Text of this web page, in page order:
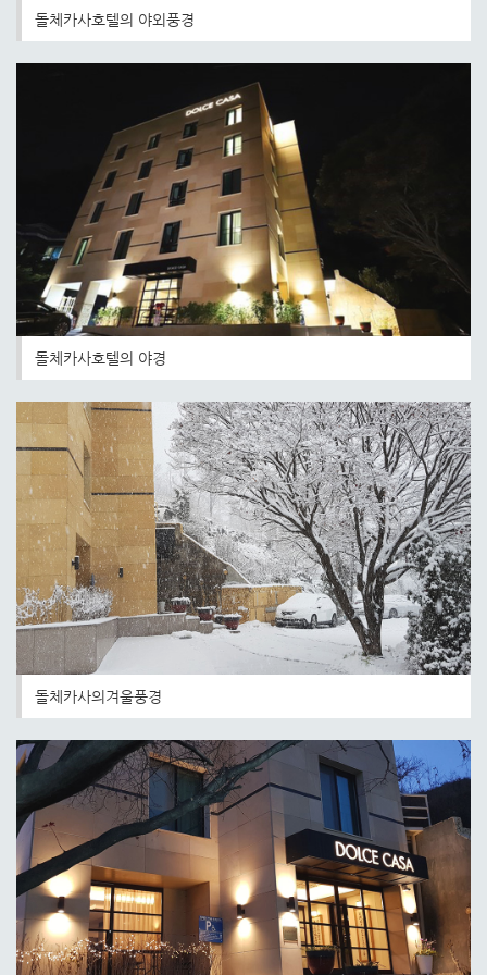
돌체카사호텔의 야외풍경
돌체카사호텔의 야경
돌체카사의겨울풍경